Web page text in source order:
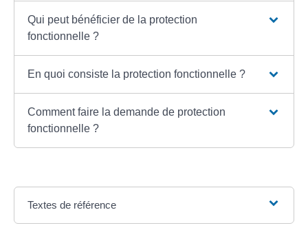
Qui peut bénéficier de la protection
fonctionnelle ?
En quoi consiste la protection fonctionnelle ?
Comment faire la demande de protection
fonctionnelle ?
Textes de référence